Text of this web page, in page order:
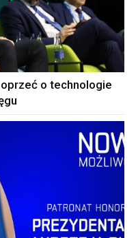
o technologie